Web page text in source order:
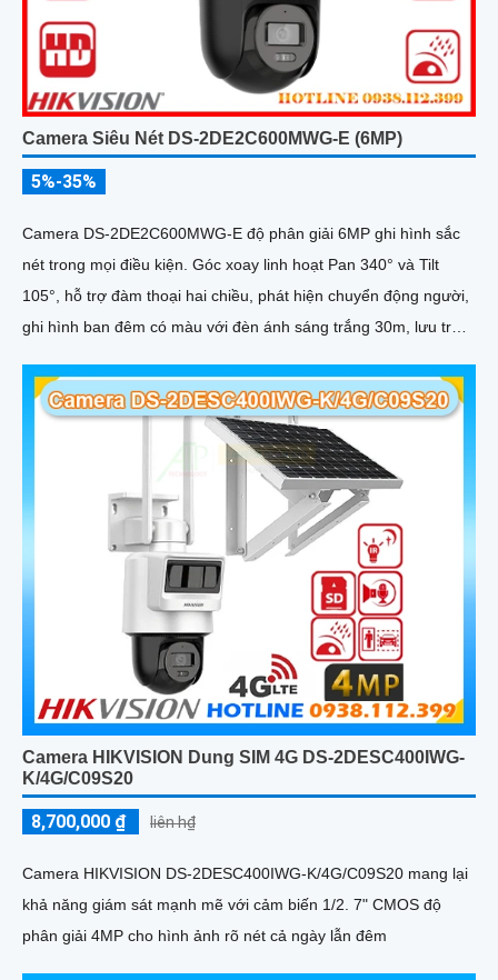
Camera Siêu Nét DS-2DE2C600MWG-E (6MP)
5%-35%
Camera DS-2DE2C600MWG-E độ phân giải 6MP ghi hình sắc
nét trong mọi điều kiện. Góc xoay linh hoạt Pan 340° và Tilt
105°, hỗ trợ đàm thoại hai chiều, phát hiện chuyển động người,
ghi hình ban đêm có màu với đèn ánh sáng trắng 30m, lưu trữ
Camera HIKVISION Dung SIM 4G DS-2DESC400IWG-
K/4G/C09S20
8,700,000 ₫ liên h₫
Camera HIKVISION DS-2DESC400IWG-K/4G/C09S20 mang lại
khả năng giám sát mạnh mẽ với cảm biến 1/2. 7" CMOS độ
phân giải 4MP cho hình ảnh rõ nét cả ngày lẫn đêm